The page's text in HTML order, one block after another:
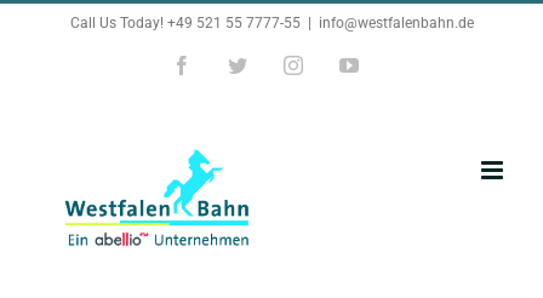
Call Us Today! +49 521 55 7777-55 info@westfalenbahn.de
FacebookTwitterInstagramYouTube